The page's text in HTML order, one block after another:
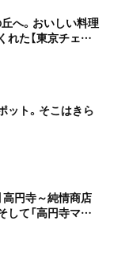
へ。おいしい料理
れた【東京チェン
ット。そこはきら
高円寺～純情商店
して「高円寺マシ